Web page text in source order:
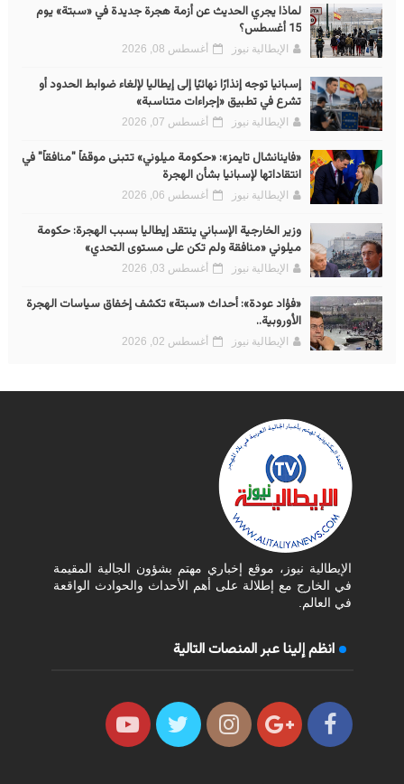
لماذا يجري الحديث عن أزمة هجرة جديدة في «سبتة» يوم
15 أغسطس؟
الإيطالية نيوز أغسطس 08, 2026
إسبانيا توجه إنذارًا نهائيًا إلى إيطاليا لإلغاء ضوابط الحدود أو
تشرع في تطبيق «إجراءات متناسبة»
الإيطالية نيوز أغسطس 07, 2026
«فاينانشال تايمز»: «حكومة ميلوني» تتبنى موقفاً "منافقاً" في
انتقاداتها لإسبانيا بشأن الهجرة
الإيطالية نيوز أغسطس 06, 2026
وزير الخارجية الإسباني ينتقد إيطاليا بسبب الهجرة: حكومة
ميلوني «منافقة ولم تكن على مستوى التحدي»
الإيطالية نيوز أغسطس 03, 2026
«فؤاد عودة»: أحداث «سبتة» تكشف إخفاق سياسات الهجرة
الأوروبية..
الإيطالية نيوز أغسطس 02, 2026
الإيطالية نيوز، موقع إخباري مهتم بشؤون الجالية المقيمة
في الخارج مع إطلالة على أهم الأحداث والحوادث الواقعة
في العالم.
انظم إلينا عبر المنصات التالية